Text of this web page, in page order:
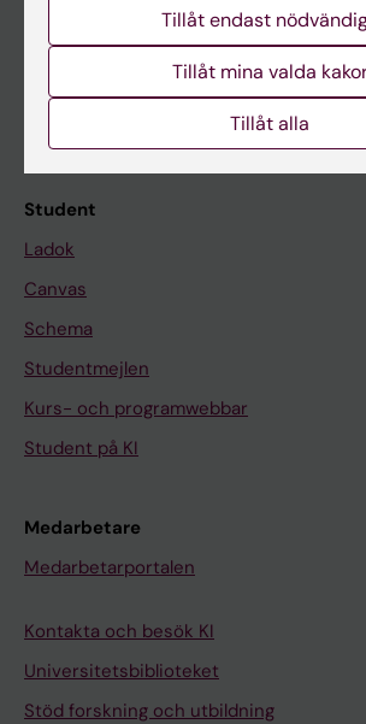
Nyheter
Kalender
Student
Ladok
Canvas
Schema
Studentmejlen
Kurs- och programwebbar
Student på KI
Medarbetare
Medarbetarportalen
Kontakta och besök KI
Universitetsbiblioteket
Stöd forskning och utbildning
Tillåt endast
Tillåt mina valda
Tillåt alla